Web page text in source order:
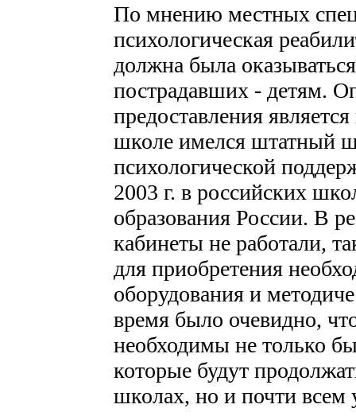
По мнению местных
психологическая
должна была
пострадавших - детям.
предоставления
школе имелся штатный
психологической
2003 г. в российских
образования России. В
кабинеты не работали,
для приобретения
оборудования и
время было очевидно,
необходимы не только
которые будут
школах, но и почти всем